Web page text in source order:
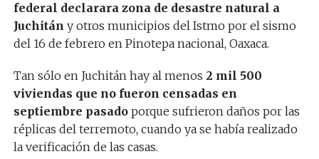
federal declarara zona de desastre natural a
Juchitán y otros municipios del Istmo por el sismo
del 16 de febrero en Pinotepa nacional, Oaxaca.
Tan sólo en Juchitán hay al menos 2 mil 500
viviendas que no fueron censadas en
septiembre pasadoporque sufrieron daños por las
réplicas del terremoto, cuando ya se había realizado
la verificación de las casas.